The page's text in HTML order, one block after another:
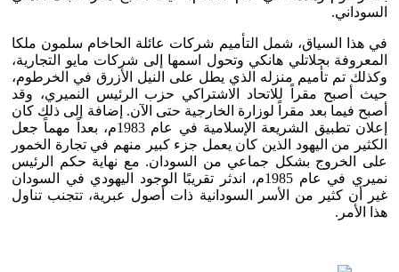
السوداني.
في هذا السياق، شمل التأميم شركات عائلة الحاخام سلمون ملكا
المعروفة بجلاتلي هانكي وتحول اسمها إلى شركات مايو التجارية،
وكذلك تم تأميم منزله الذي يطل على النيل الأزرق في الخرطوم،
حيث أصبح مقراً للاتحاد الاشتراكي حزب الرئيس النميري، وقد
أصبح فيما بعد مقراً لوزارة الخارجية حتى الآن. إضافة إلى ذلك كان
إعلان تطبيق الشريعة الإسلامية في عام 1983م، بعداً مهماً جعل
الكثير من اليهود الذين كان يعمل جزء كبير منهم في تجارة الخمور
على الخروج بشكل جماعي من السودان. مع نهاية حكم الرئيس
نميري في عام 1985م، اندثر تقريبًا الوجود اليهودي في السودان
غير أن كثير من الأسر السودانية ذات أصول عبرية، تتجنب تناول
هذا الأمر.